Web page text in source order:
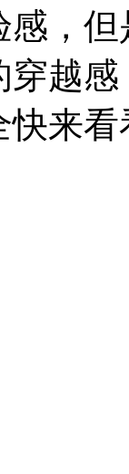
，
越
快来